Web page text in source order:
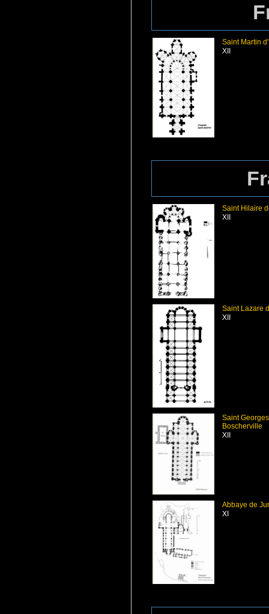
Saint Martin
XII
Saint Hilaire
XII
Saint Lazare
XII
Saint
Boscherville
XII
Abbaye de
XI